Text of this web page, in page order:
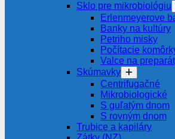
Sklo pre mikrobiológiu
Erlenmeyerove
Banky na kultúry
Petriho misky
Počítacie
Valce na
Skúmavky
Centrifugačné
Mikrobiologické
S guľatým dnom
S rovným dnom
Trubice a kapiláry